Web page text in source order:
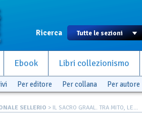
Ricerca
Ebook Libri collezionismo
Per editore Per collana Per autore
SELLERIO > IL SACRO GRAAL. TRA MITO, LE...